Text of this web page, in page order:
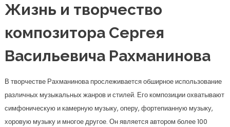
Жизнь и творчество
композитора Сергея
Васильевича Рахманинова
В творчестве Рахманинова прослеживается обширное использование
различных музыкальных жанров и стилей. Его композиции охватывают
симфоническую и камерную музыку, оперу, фортепианную музыку,
хоровую музыку и многое другое. Он является автором более 100